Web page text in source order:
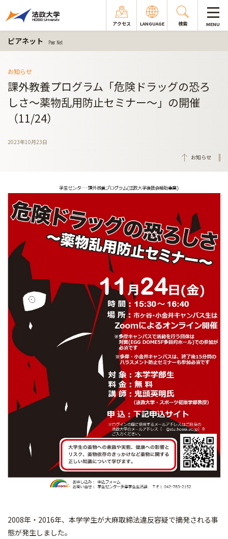
アクセス LANGUAGE 検索 MENU
ピアネット Peer Net
お知らせ
課外教養プログラム「危険ドラッグの恐ろ
しさ～薬物乱用防止セミナー～」の開催
（11/24）
2023年10月23日
お知らせ
2008年・2016年、本学学生が大麻取締法違反容疑で摘発される事
態が発生しました。